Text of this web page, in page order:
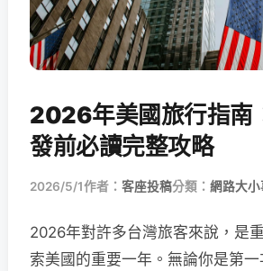
2026年美國旅行指南
發前必讀完整攻略
2026/5/1作者： 客座投稿分類： 網路大小
2026年對許多台灣旅客來說，是
索美國的重要一年。無論你是第